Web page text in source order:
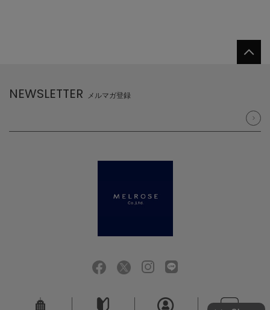
NEWSLETTER メルマガ登録